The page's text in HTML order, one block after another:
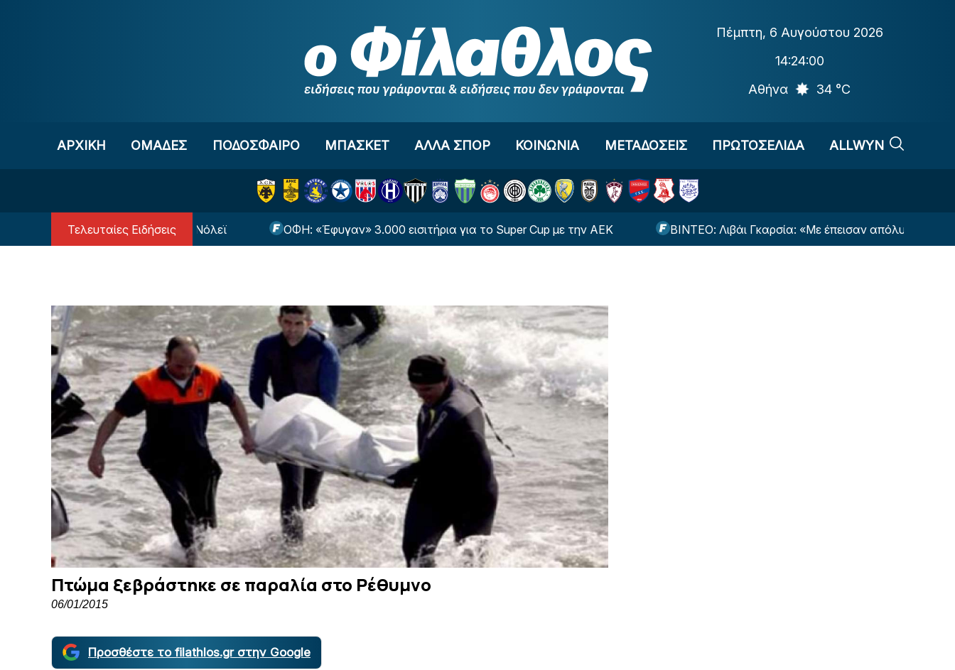
Πέμπτη, 6 Αυγούστου 2026
14:24:00
Αθήνα
34 °C
ΑΡΧΙΚΗ OΜΑΔΕΣ ΠΟΔΟΣΦΑΙΡΟ ΜΠΑΣΚΕΤ ΑΛΛΑ ΣΠΟΡ ΚΟΙΝΩΝΙΑ ΜΕΤΑΔΟΣΕΙΣ ΠΡΩΤΟΣΕΛΙΔΑ ALLWYN
Τελευταίες Ειδήσεις
και επίσημα τον Νόλεϊ ΟΦΗ: «Έφυγαν» 3.000 εισιτήρια για το Super Cup με την ΑΕΚ ΒΙΝΤΕΟ: Λιβάι Γκαρσία: «Με έπεισαν απόλυτα ο Νίστρουπ
Πτώμα ξεβράστηκε σε παραλία στο Ρέθυμνο
06/01/2015
Προσθέστε το filathlos.gr στην Google